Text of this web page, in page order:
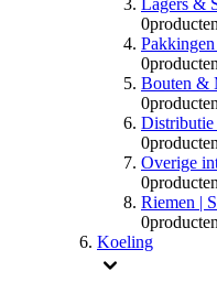
Lagers &
0
0
Bouten &
0
Distributie
0
Overige
0
Riemen |
0
Koeling